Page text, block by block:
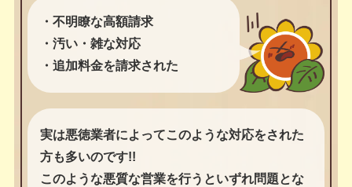
・不明瞭な高額請求
・汚い・雑な対応
・追加料金を請求された
実は悪徳業者によってこのような対応をされた
方も多いのです!!
このような悪質な営業を行うといずれ問題とな